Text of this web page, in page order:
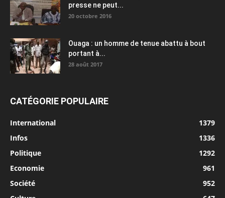
presse ne peut...
20 octobre 2016
Ouaga : un homme de tenue abattu à bout
portant à...
28 août 2017
CATÉGORIE POPULAIRE
International
1379
Infos
1336
Politique
1292
Economie
961
Société
952